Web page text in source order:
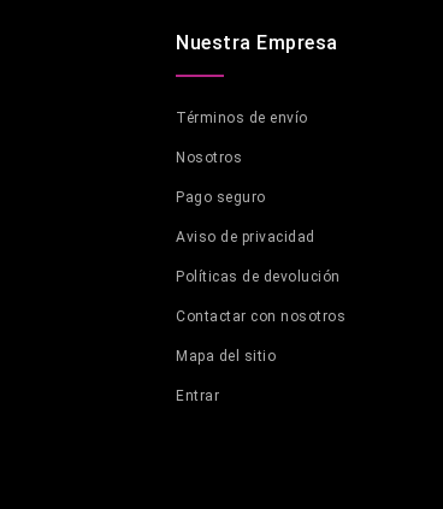
Nuestra Empresa
Términos de envío
Nosotros
Pago seguro
Aviso de privacidad
Políticas de devolución
Contactar con nosotros
Mapa del sitio
Entrar